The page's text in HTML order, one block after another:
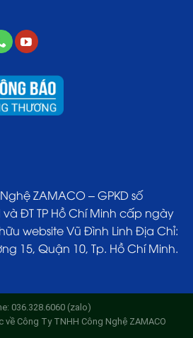
ZAMACO – GPKD số
và ĐT TP Hồ Chí Minh cấp ngày
website Vũ Đình Linh Địa Chỉ:
15, Quận 10, Tp. Hồ Chí Minh.
036.328.6060 (zalo)
về Công Ty TNHH Công Nghệ ZAMACO